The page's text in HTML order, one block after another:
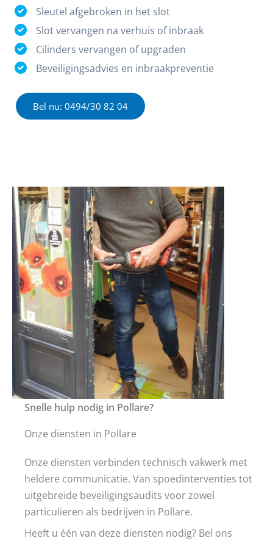
Sleutel afgebroken in het slot
Slot vervangen na verhuis of inbraak
Cilinders vervangen of upgraden
Beveiligingsadvies en inbraakpreventie
Bel nu: 0494/30 82 04
Snelle hulp nodig in Pollare?
Onze diensten in Pollare
Onze diensten verbinden technisch vakwerk met
heldere communicatie. Van spoedinterventies tot
uitgebreide beveiligingsaudits voor zowel
particulieren als bedrijven in Pollare.
Heeft u één van deze diensten nodig? Bel ons